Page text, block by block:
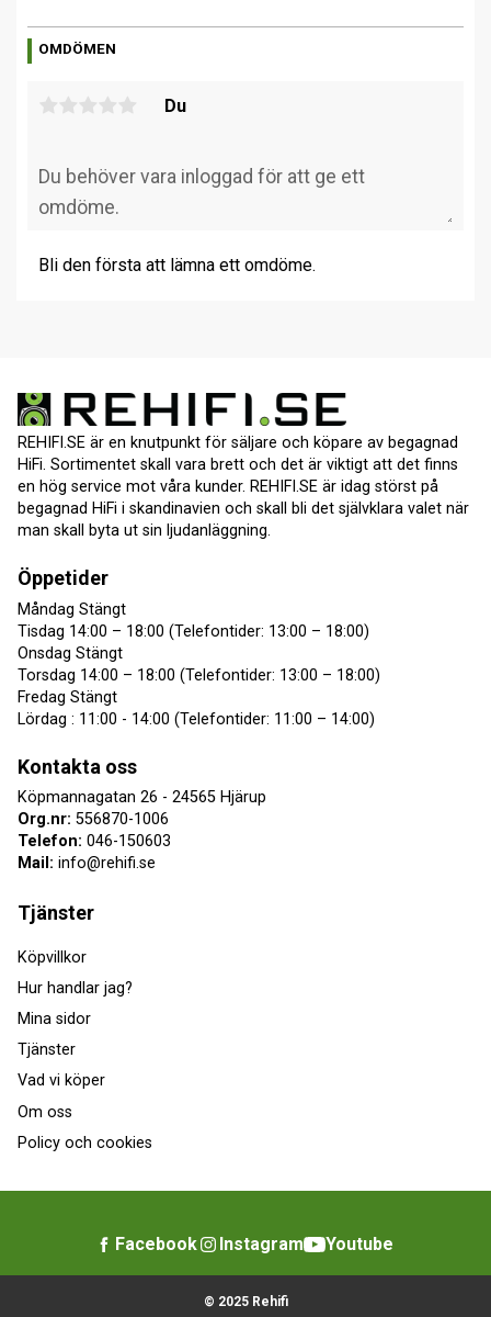
OMDÖMEN
Du
Bli den första att lämna ett omdöme.
REHIFI.SE är en knutpunkt för säljare och köpare av begagnad
HiFi. Sortimentet skall vara brett och det är viktigt att det finns
en hög service mot våra kunder. REHIFI.SE är idag störst på
begagnad HiFi i skandinavien och skall bli det självklara valet när
man skall byta ut sin ljudanläggning.
Öppetider
Måndag Stängt
Tisdag 14:00 – 18:00 (Telefontider: 13:00 – 18:00)
Onsdag Stängt
Torsdag 14:00 – 18:00 (Telefontider: 13:00 – 18:00)
Fredag Stängt
Lördag : 11:00 - 14:00 (Telefontider: 11:00 – 14:00)
Kontakta oss
Köpmannagatan 26 - 24565 Hjärup
Org.nr: 556870-1006
Telefon: 046-150603
Mail: info@rehifi.se
Tjänster
Köpvillkor
Hur handlar jag?
Mina sidor
Tjänster
Vad vi köper
Om oss
Policy och cookies
Facebook Instagram Youtube
© 2025 Rehifi